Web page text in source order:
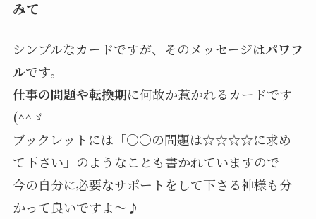
みて
シンプルなカードですが、そのメッセージはパワフ
ルです。
仕事の問題や転換期に何故か惹かれるカードです
(^^ゞ
ブックレットには「○○の問題は☆☆☆☆に求め
て下さい」のようなことも書かれていますので
今の自分に必要なサポートをして下さる神様も分
かって良いですよ～♪